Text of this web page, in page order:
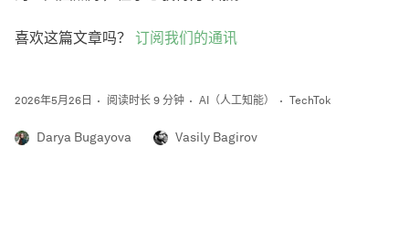
喜欢这篇文章吗？ 订阅我们的通讯
2026年5月26日 阅读时长 9 分钟 AI（人工知能） TechTok
Darya Bugayova Vasily Bagirov